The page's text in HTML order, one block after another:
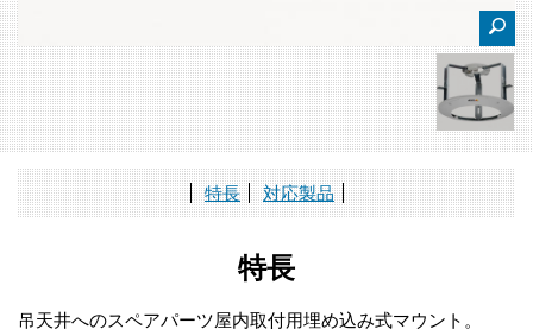
特長 対応製品
特長
吊天井へのスペアパーツ屋内取付用埋め込み式マウント。